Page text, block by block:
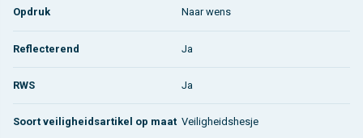
Opdruk Naar wens
Reflecterend Ja
RWS Ja
Soort veiligheidsartikel op maat Veiligheidshesje